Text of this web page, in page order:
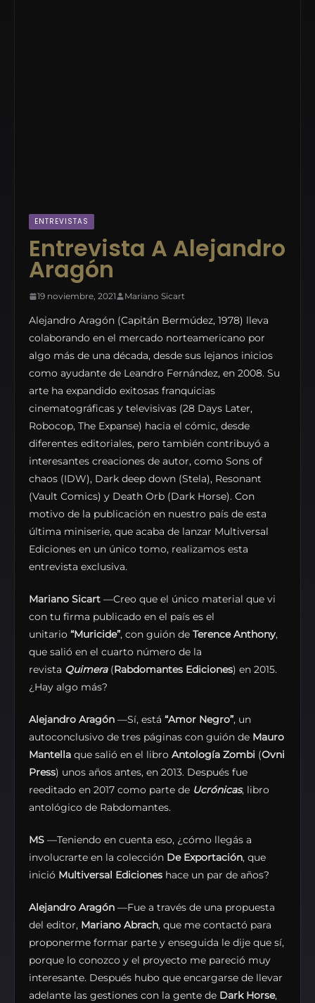
ENTREVISTAS
Entrevista A Alejandro
Aragón
19 noviembre, 2021 Mariano Sicart
Alejandro Aragón (Capitán Bermúdez, 1978) lleva
colaborando en el mercado norteamericano por
algo más de una década, desde sus lejanos inicios
como ayudante de Leandro Fernández, en 2008. Su
arte ha expandido exitosas franquicias
cinematográficas y televisivas (28 Days Later,
Robocop, The Expanse) hacia el cómic, desde
diferentes editoriales, pero también contribuyó a
interesantes creaciones de autor, como Sons of
chaos (IDW), Dark deep down (Stela), Resonant
(Vault Comics) y Death Orb (Dark Horse). Con
motivo de la publicación en nuestro país de esta
última miniserie, que acaba de lanzar Multiversal
Ediciones en un único tomo, realizamos esta
entrevista exclusiva.
Mariano Sicart —Creo que el único material que vi
con tu firma publicado en el país es el
unitario “Muricide”, con guión de Terence Anthony,
que salió en el cuarto número de la
revista Quimera(Rabdomantes Ediciones) en 2015.
¿Hay algo más?
Alejandro Aragón —Sí, está “Amor Negro”, un
autoconclusivo de tres páginas con guión de Mauro
Mantella que salió en el libro Antología Zombi (Ovni
Press) unos años antes, en 2013. Después fue
reeditado en 2017 como parte de Ucrónicas, libro
antológico de Rabdomantes.
MS —Teniendo en cuenta eso, ¿cómo llegás a
involucrarte en la colección De Exportación, que
inició Multiversal Ediciones hace un par de años?
Alejandro Aragón —Fue a través de una propuesta
del editor, Mariano Abrach, que me contactó para
proponerme formar parte y enseguida le dije que sí,
porque lo conozco y el proyecto me pareció muy
interesante. Después hubo que encargarse de llevar
adelante las gestiones con la gente de Dark Horse,